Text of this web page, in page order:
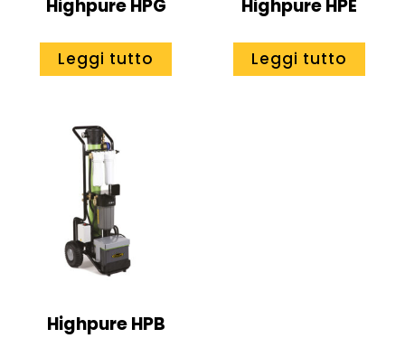
Highpure HPG
Leggi tutto
Highpure HPE
Leggi tutto
Highpure HPB